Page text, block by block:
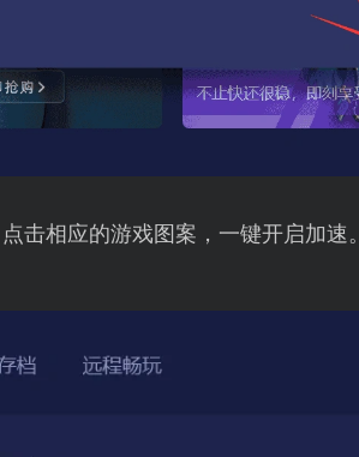
击相应的游戏图案，一键开启加速。